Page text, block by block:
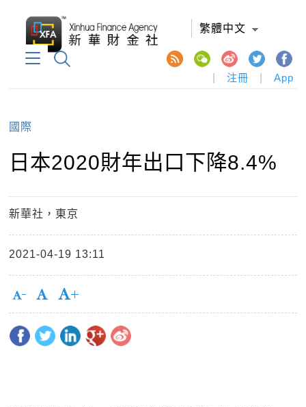
繁體中文
注冊 App
國際
日本2020財年出口下降8.4%
新華社，東京
2021-04-19 13:11